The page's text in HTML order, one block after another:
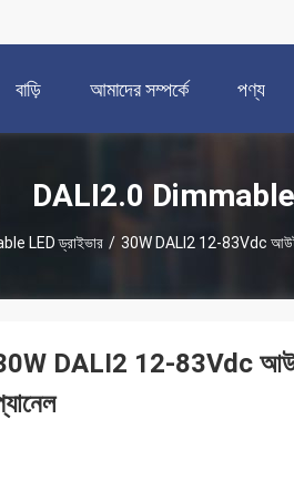
বাড়ি আমাদের সম্পর্কে পণ্য
DALI2.0 Dimmable
LED ড্রাইভার / 30W DALI2 12-83Vdc
DALI2 12-83Vdc